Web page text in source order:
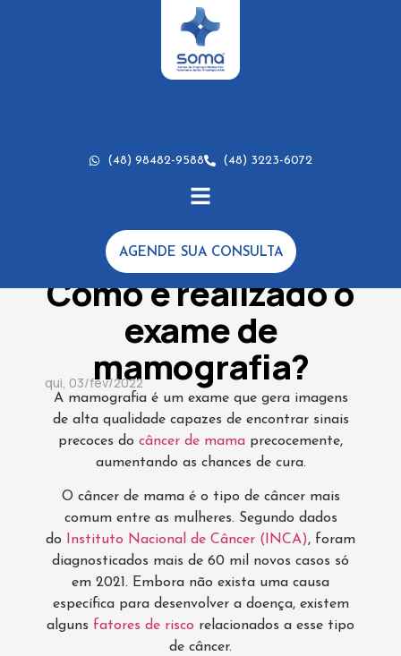
(48) 98482-9588 (48) 3223-6072
AGENDE SUA CONSULTA
Como é realizado o
exame de
mamografia?
qui, 03/fev/2022
A mamografia é um exame que gera imagens
de alta qualidade capazes de encontrar sinais
precoces do câncer de mama precocemente,
aumentando as chances de cura.
O câncer de mama é o tipo de câncer mais
comum entre as mulheres. Segundo dados
do
Instituto Nacional de Câncer (INCA), foram
diagnosticados mais de 60 mil novos casos só
em 2021. Embora não exista uma causa
específica para desenvolver a doença, existem
alguns fatores de risco relacionados a esse tipo
de câncer.